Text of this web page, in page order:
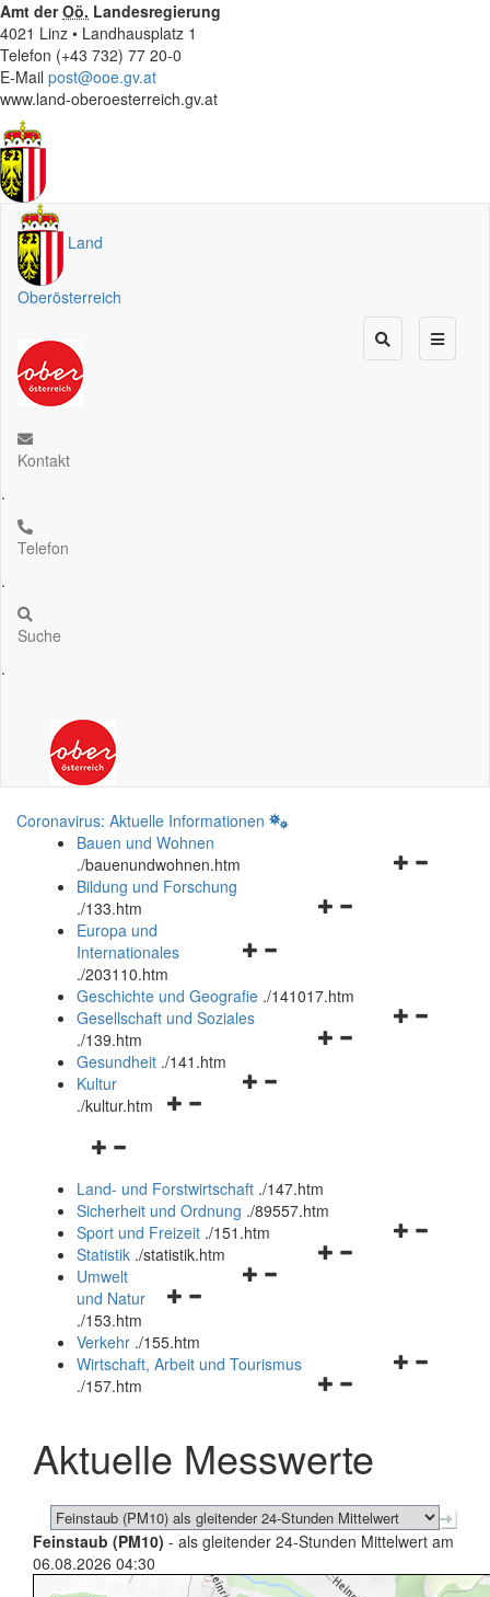
Amt derOö. Landesregierung
4021 Linz • Landhausplatz 1
Telefon (+43 732) 77 20-0
E-Mail post@ooe.gv.at
www.land-oberoesterreich.gv.at
Land
Oberösterreich
Kontakt
.
Telefon
.
Suche
.
Coronavirus: Aktuelle Informationen
Bauen und Wohnen
./bauenundwohnen.htm
Navigationsmenü
Bildung und Forschung
./133.htm
Navigationsmenü
und
schließen
Europa und
Internationales
./203110.htm
Geschichte und Geografie ./141017.htm
Navigationsmenü
Gesellschaft und Soziales
./139.htm
Navigationsmenü
Gesundheit ./141.htm
Navigationsmenü
Kultur
./kultur.htm
Navigationsmenü
und
schließen
Land- und Forstwirtschaft ./147.htm
Sicherheit und Ordnung ./89557.htm
Navigationsmenü
Sport und Freizeit ./151.htm
Navigationsmenü
Statistik ./statistik.htm
Navigationsmenü
und
schließen
Umwelt
und Natur
./153.htm
Verkehr ./155.htm
Navigationsmenü
schließen
Wirtschaft, Arbeit und Tourismus
./157.htm
Aktuelle Messwerte
Feinstaub (PM10) - als gleitender 24-Stunden Mittelwert am
06.08.2026 04:30